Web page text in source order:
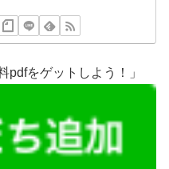
pdfをゲットしよう！」